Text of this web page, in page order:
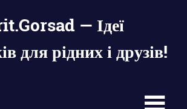
— Ідеї
для рідних і друзів!